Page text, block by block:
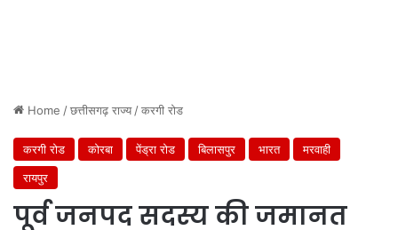
Home /छत्तीसगढ़ राज्य/करगी रोड
करगी रोड कोरबा पेंड्रा रोड बिलासपुर भारत
मरवाही
रायपुर
पूर्व जनपद सदस्य की जमानत